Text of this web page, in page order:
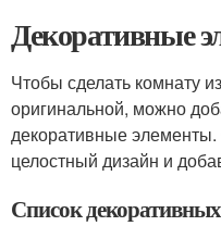
Декоративные
Чтобы сделать комнату
оригинальной, можно
декоративные элементы.
целостный дизайн и
Список